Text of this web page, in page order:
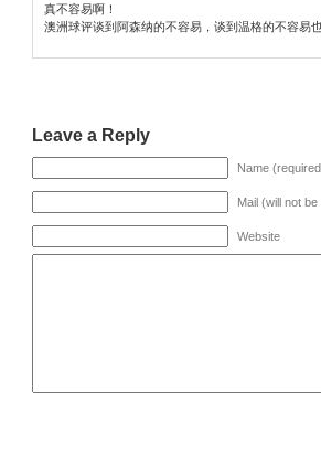
真不容易啊！
澳洲球评谈到阿森纳的不容易，谈到温格的不容易
Leave a Reply
Name
Mail (will not
Website